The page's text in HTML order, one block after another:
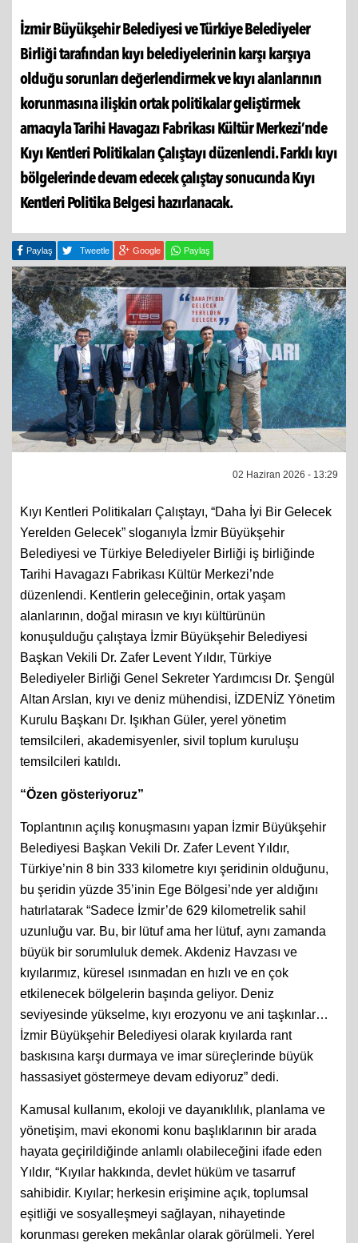
İzmir Büyükşehir Belediyesi ve Türkiye Belediyeler
Birliği tarafından kıyı belediyelerinin karşı karşıya
olduğu sorunları değerlendirmek ve kıyı alanlarının
korunmasına ilişkin ortak politikalar geliştirmek
amacıyla Tarihi Havagazı Fabrikası Kültür Merkezi’nde
Kıyı Kentleri Politikaları Çalıştayı düzenlendi. Farklı kıyı
bölgelerinde devam edecek çalıştay sonucunda Kıyı
Kentleri Politika Belgesi hazırlanacak.
Paylaş Tweetle Google Paylaş
02 Haziran 2026 - 13:29
Kıyı Kentleri Politikaları Çalıştayı, “Daha İyi Bir Gelecek
Yerelden Gelecek” sloganıyla İzmir Büyükşehir
Belediyesi ve Türkiye Belediyeler Birliği iş birliğinde
Tarihi Havagazı Fabrikası Kültür Merkezi’nde
düzenlendi. Kentlerin geleceğinin, ortak yaşam
alanlarının, doğal mirasın ve kıyı kültürünün
konuşulduğu çalıştaya İzmir Büyükşehir Belediyesi
Başkan Vekili Dr. Zafer Levent Yıldır, Türkiye
Belediyeler Birliği Genel Sekreter Yardımcısı Dr. Şengül
Altan Arslan, kıyı ve deniz mühendisi, İZDENİZ Yönetim
Kurulu Başkanı Dr. Işıkhan Güler, yerel yönetim
temsilcileri, akademisyenler, sivil toplum kuruluşu
temsilcileri katıldı.
“Özen gösteriyoruz”
Toplantının açılış konuşmasını yapan İzmir Büyükşehir
Belediyesi Başkan Vekili Dr. Zafer Levent Yıldır,
Türkiye’nin 8 bin 333 kilometre kıyı şeridinin olduğunu,
bu şeridin yüzde 35’inin Ege Bölgesi’nde yer aldığını
hatırlatarak “Sadece İzmir’de 629 kilometrelik sahil
uzunluğu var. Bu, bir lütuf ama her lütuf, aynı zamanda
büyük bir sorumluluk demek. Akdeniz Havzası ve
kıyılarımız, küresel ısınmadan en hızlı ve en çok
etkilenecek bölgelerin başında geliyor. Deniz
seviyesinde yükselme, kıyı erozyonu ve ani taşkınlar…
İzmir Büyükşehir Belediyesi olarak kıyılarda rant
baskısına karşı durmaya ve imar süreçlerinde büyük
hassasiyet göstermeye devam ediyoruz” dedi.
Kamusal kullanım, ekoloji ve dayanıklılık, planlama ve
yönetişim, mavi ekonomi konu başlıklarının bir arada
hayata geçirildiğinde anlamlı olabileceğini ifade eden
Yıldır, “Kıyılar hakkında, devlet hüküm ve tasarruf
sahibidir. Kıyılar; herkesin erişimine açık, toplumsal
eşitliği ve sosyalleşmeyi sağlayan, nihayetinde
korunması gereken mekânlar olarak görülmeli. Yerel